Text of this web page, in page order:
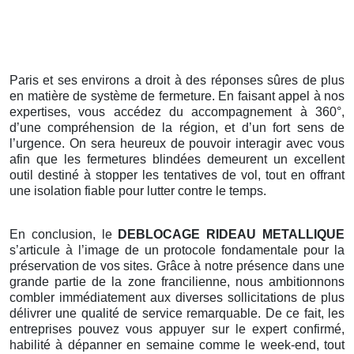
Paris et ses environs a droit à des réponses sûres de plus
en matière de système de fermeture. En faisant appel à nos
expertises, vous accédez du accompagnement à 360°,
d’une compréhension de la région, et d’un fort sens de
l’urgence. On sera heureux de pouvoir interagir avec vous
afin que les fermetures blindées demeurent un excellent
outil destiné à stopper les tentatives de vol, tout en offrant
une isolation fiable pour lutter contre le temps.
En conclusion, le DEBLOCAGE RIDEAU METALLIQUE
s’articule à l’image de un protocole fondamentale pour la
préservation de vos sites. Grâce à notre présence dans une
grande partie de la zone francilienne, nous ambitionnons
combler immédiatement aux diverses sollicitations de plus
délivrer une qualité de service remarquable. De ce fait, les
entreprises pouvez vous appuyer sur le expert confirmé,
habilité à dépanner en semaine comme le week-end, tout